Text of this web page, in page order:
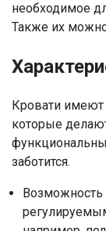
необходимое
Также их
Кровати имеют
которые
заботится.
Возможность